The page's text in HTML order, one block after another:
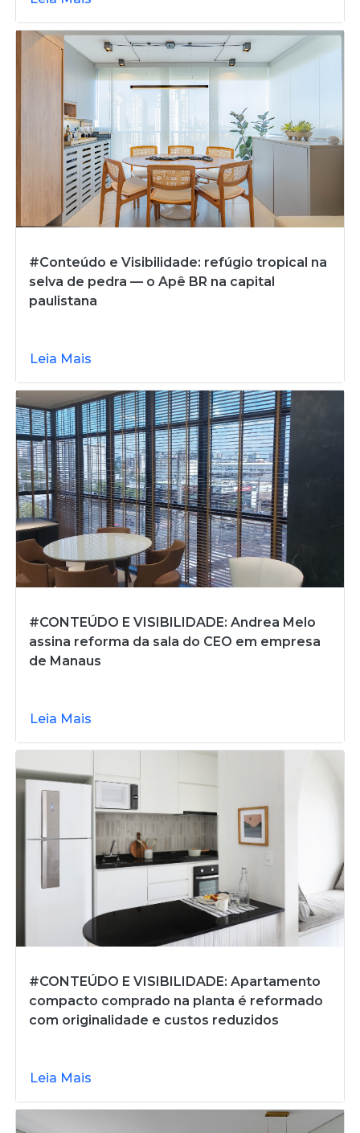
#Conteúdo e Visibilidade: refúgio tropical na
selva de pedra — o Apê BR na capital
paulistana
Leia Mais
#CONTEÚDO E VISIBILIDADE: Andrea Melo
assina reforma da sala do CEO em empresa
de Manaus
Leia Mais
#CONTEÚDO E VISIBILIDADE: Apartamento
compacto comprado na planta é reformado
com originalidade e custos reduzidos
Leia Mais